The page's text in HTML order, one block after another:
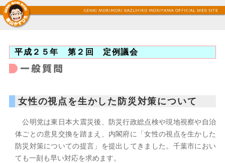
平成２５年 第２回 定例議会
女性の視点を生かした防災対策について
公明党は東日本大震災後、防災行政総点検や現地視察や自治
体ごとの意見交換を踏まえ、内閣府に「女性の視点を生かした
防災対策についての提言」を提出してきました。千葉市におい
ても一刻も早い対応を求めます。